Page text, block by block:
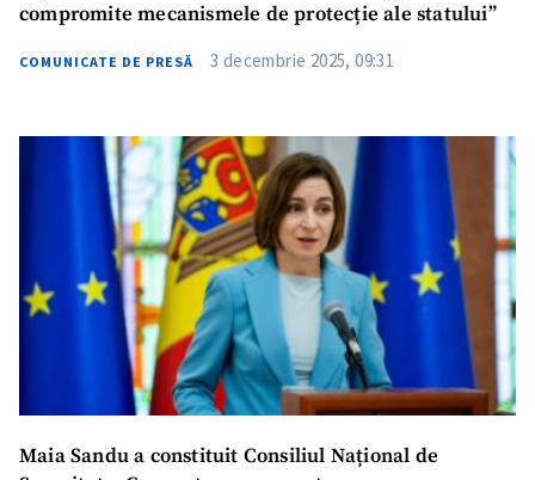
Trimite o informație
Despre ZdG
compromite mecanismele de protecție ale statului”
COMUNICATE DE PRESĂ 3 decembrie 2025, 09:31
Maia Sandu a constituit Consiliul Național de